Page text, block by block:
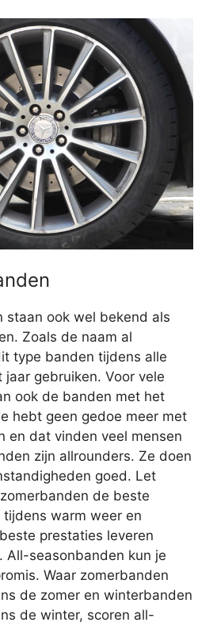
staan ook wel bekend als
Zoals de naam al
type banden tijdens alle
jaar gebruiken. Voor vele
ook de banden met het
hebt geen gedoe meer met
en dat vinden veel mensen
zijn allrounders. Ze doen
goed. Let
de beste
warm weer en
prestaties leveren
All-seasonbanden kun je
Waar zomerbanden
de zomer en winterbanden
de winter, scoren all-